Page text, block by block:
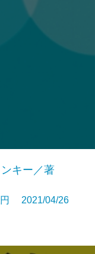
キー／著
2021/04/26